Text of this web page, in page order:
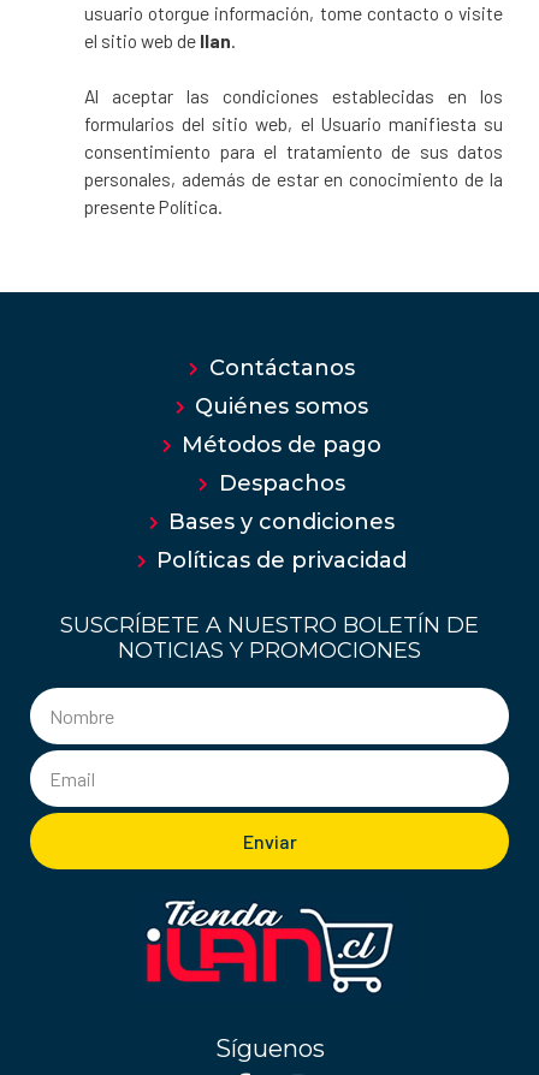
usuario otorgue información, tome contacto o visite
el sitio web de Ilan.
Al aceptar las condiciones establecidas en los
formularios del sitio web, el Usuario manifiesta su
consentimiento para el tratamiento de sus datos
personales, además de estar en conocimiento de la
presente Política.
Contáctanos
Quiénes somos
Métodos de pago
Despachos
Bases y condiciones
Políticas de privacidad
SUSCRÍBETE A NUESTRO BOLETÍN DE
NOTICIAS Y PROMOCIONES
Enviar
Síguenos